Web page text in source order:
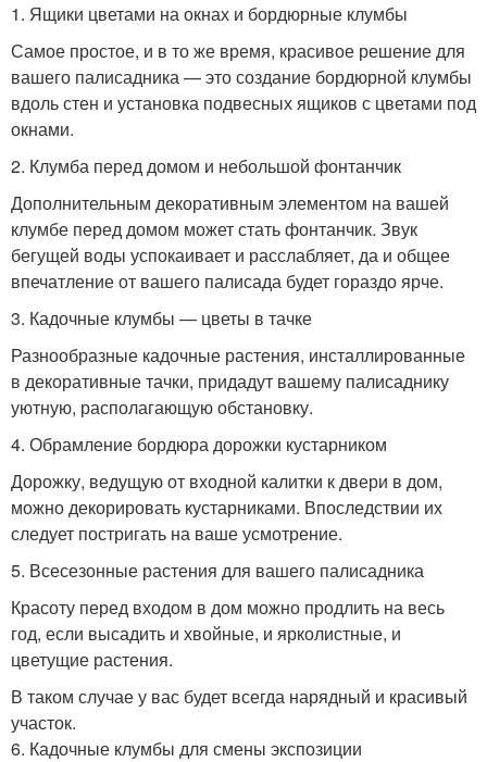
1. Ящики цветами на окнах и бордюрные клумбы
Самое простое, и в то же время, красивое решение для
вашего палисадника — это создание бордюрной клумбы
вдоль стен и установка подвесных ящиков с цветами под
окнами.
2. Клумба перед домом и небольшой фонтанчик
Дополнительным декоративным элементом на вашей
клумбе перед домом может стать фонтанчик. Звук
бегущей воды успокаивает и расслабляет, да и общее
впечатление от вашего палисада будет гораздо ярче.
3. Кадочные клумбы — цветы в тачке
Разнообразные кадочные растения, инсталлированные
в декоративные тачки, придадут вашему палисаднику
уютную, располагающую обстановку.
4. Обрамление бордюра дорожки кустарником
Дорожку, ведущую от входной калитки к двери в дом,
можно декорировать кустарниками. Впоследствии их
следует постригать на ваше усмотрение.
5. Всесезонные растения для вашего палисадника
Красоту перед входом в дом можно продлить на весь
год, если высадить и хвойные, и ярколистные, и
цветущие растения.
В таком случае у вас будет всегда нарядный и красивый
участок.
6. Кадочные клумбы для смены экспозиции